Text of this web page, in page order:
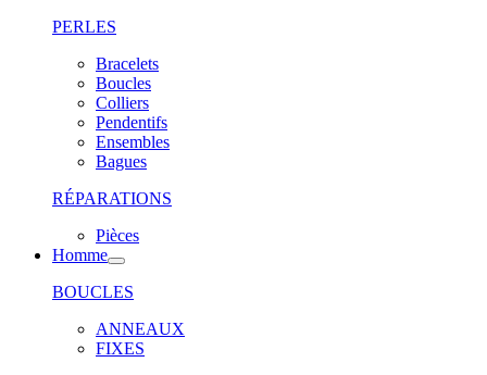
PERLES
Bracelets
Boucles
Colliers
Pendentifs
Ensembles
Bagues
RÉPARATIONS
Pièces
Homme
BOUCLES
ANNEAUX
FIXES